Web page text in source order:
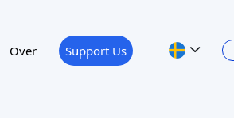
Over Support Us